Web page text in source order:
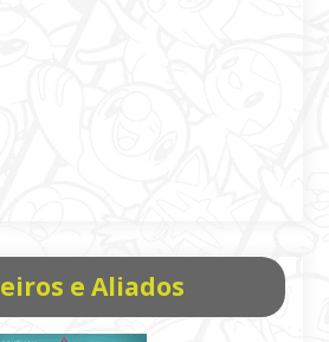
e Aliados